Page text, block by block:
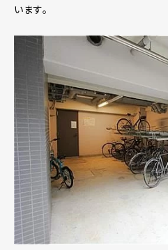
います。